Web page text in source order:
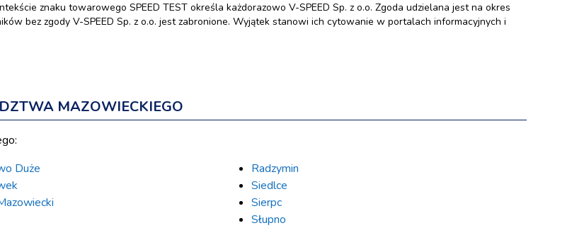
znaku towarowego SPEED TEST określa każdorazowo V-SPEED Sp. z o.o. Zgoda udzielana jest na okres
bez zgody V-SPEED Sp. z o.o. jest zabronione. Wyjątek stanowi ich cytowanie w portalach informacyjnych i
MAZOWIECKIEGO
Duże
Radzymin
Siedlce
Sierpc
Słupno